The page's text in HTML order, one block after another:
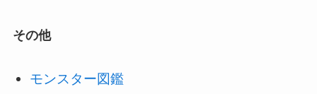
その他
モンスター図鑑